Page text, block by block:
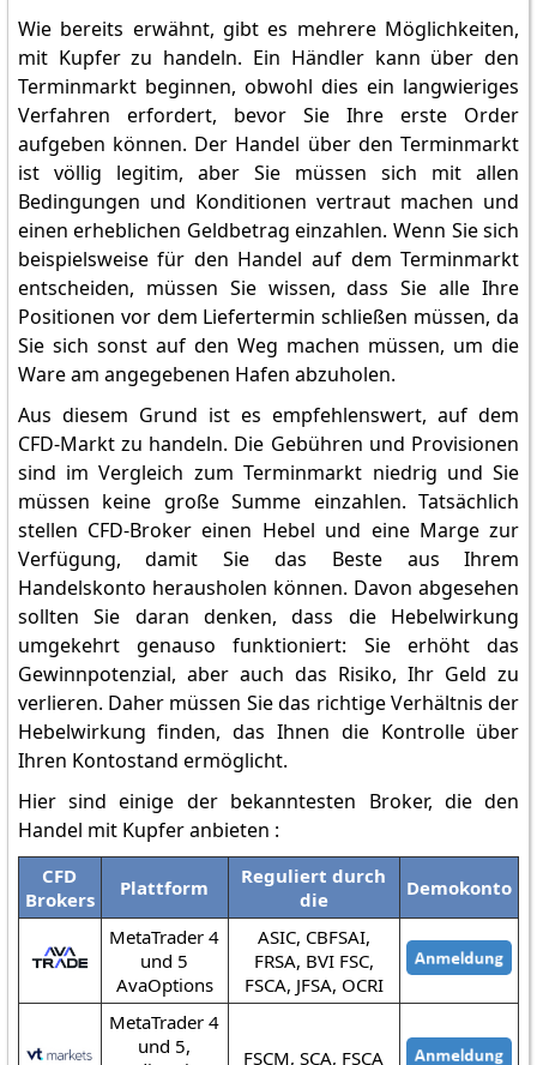
Wie bereits erwähnt, gibt es mehrere Möglichkeiten,
mit Kupfer zu handeln. Ein Händler kann über den
Terminmarkt beginnen, obwohl dies ein langwieriges
Verfahren erfordert, bevor Sie Ihre erste Order
aufgeben können. Der Handel über den Terminmarkt
ist völlig legitim, aber Sie müssen sich mit allen
Bedingungen und Konditionen vertraut machen und
einen erheblichen Geldbetrag einzahlen. Wenn Sie sich
beispielsweise für den Handel auf dem Terminmarkt
entscheiden, müssen Sie wissen, dass Sie alle Ihre
Positionen vor dem Liefertermin schließen müssen, da
Sie sich sonst auf den Weg machen müssen, um die
Ware am angegebenen Hafen abzuholen.
Aus diesem Grund ist es empfehlenswert, auf dem
CFD-Markt zu handeln. Die Gebühren und Provisionen
sind im Vergleich zum Terminmarkt niedrig und Sie
müssen keine große Summe einzahlen. Tatsächlich
stellen CFD-Broker einen Hebel und eine Marge zur
Verfügung, damit Sie das Beste aus Ihrem
Handelskonto herausholen können. Davon abgesehen
sollten Sie daran denken, dass die Hebelwirkung
umgekehrt genauso funktioniert: Sie erhöht das
Gewinnpotenzial, aber auch das Risiko, Ihr Geld zu
verlieren. Daher müssen Sie das richtige Verhältnis der
Hebelwirkung finden, das Ihnen die Kontrolle über
Ihren Kontostand ermöglicht.
Hier sind einige der bekanntesten Broker, die den
Handel mit Kupfer anbieten :
CFD
Brokers
Plattform
Reguliert durch
die
Demokonto
MetaTrader 4
und 5
AvaOptions
ASIC, CBFSAI,
FRSA, BVI FSC,
FSCA, JFSA, OCRI
MetaTrader 4
und 5,
FSCM, SCA, FSCA